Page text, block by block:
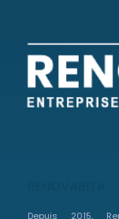
Depuis 2015,